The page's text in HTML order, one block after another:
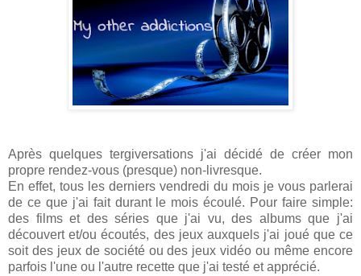
Après quelques tergiversations j'ai décidé de créer mon
propre rendez-vous (presque) non-livresque.
En effet, tous les derniers vendredi du mois je vous parlerai
de ce que j'ai fait durant le mois écoulé. Pour faire simple:
des films et des séries que j'ai vu, des albums que j'ai
découvert et/ou écoutés, des jeux auxquels j'ai joué que ce
soit des jeux de société ou des jeux vidéo ou même encore
parfois l'une ou l'autre recette que j'ai testé et apprécié.